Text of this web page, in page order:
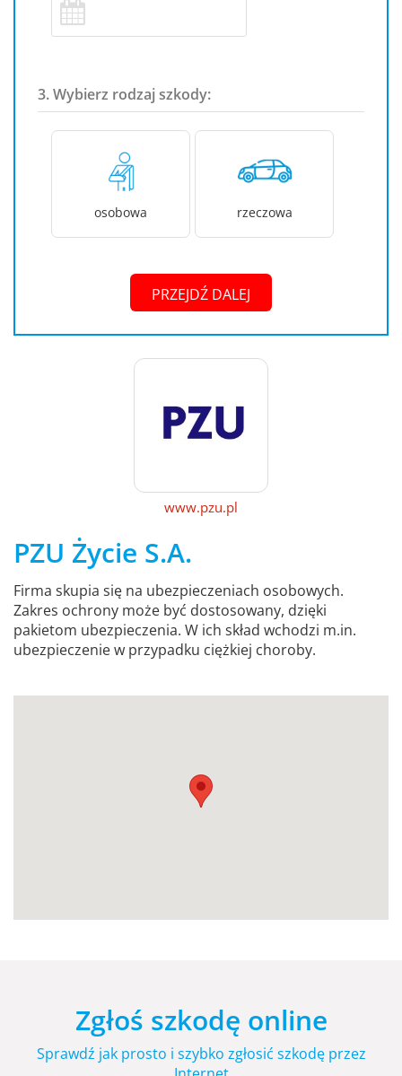
3. Wybierz rodzaj szkody:
osobowa rzeczowa
PRZEJDŹ DALEJ
www.pzu.pl
PZU Życie S.A.
Firma skupia się na ubezpieczeniach osobowych.
Zakres ochrony może być dostosowany, dzięki
pakietom ubezpieczenia. W ich skład wchodzi m.in.
ubezpieczenie w przypadku ciężkiej choroby.
Zgłoś szkodę online
Sprawdź jak prosto i szybko zgłosić szkodę przez